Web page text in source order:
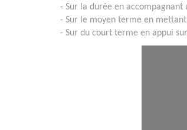
- Sur la durée en accompagnant
- Sur le moyen terme en
- Sur du court terme en appui